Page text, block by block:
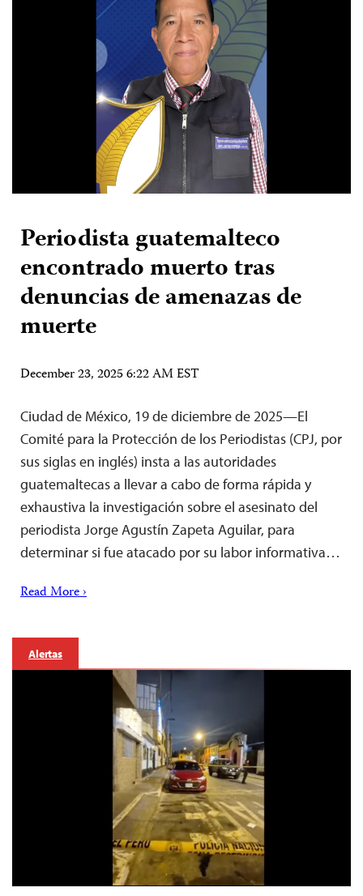
Periodista guatemalteco
encontrado muerto tras
denuncias de amenazas de
muerte
December 23, 2025 6:22 AM EST
Ciudad de México, 19 de diciembre de 2025—El
Comité para la Protección de los Periodistas (CPJ, por
sus siglas en inglés) insta a las autoridades
guatemaltecas a llevar a cabo de forma rápida y
exhaustiva la investigación sobre el asesinato del
periodista Jorge Agustín Zapeta Aguilar, para
determinar si fue atacado por su labor informativa…
Read More ›
Alertas